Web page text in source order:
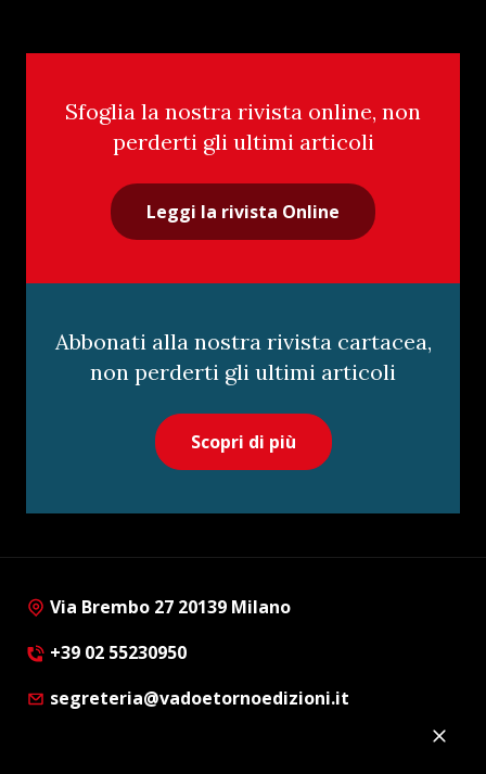
Sfoglia la nostra rivista online, non
perderti gli ultimi articoli
Leggi la rivista Online
Abbonati alla nostra rivista cartacea,
non perderti gli ultimi articoli
Scopri di più
Via Brembo 27 20139 Milano
+39 02 55230950
segreteria@vadoetornoedizioni.it